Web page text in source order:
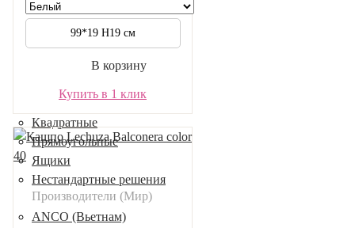
Керамические (Россия)
Металлические (Россия)
По назначению и виду
С автополивом
С подставкой
Квадратные
Прямоугольные
Ящики
Нестандартные решения
Производители (Мир)
ANCO (Вьетнам)
99*19 H19 см
В корзину
Купить в 1 клик